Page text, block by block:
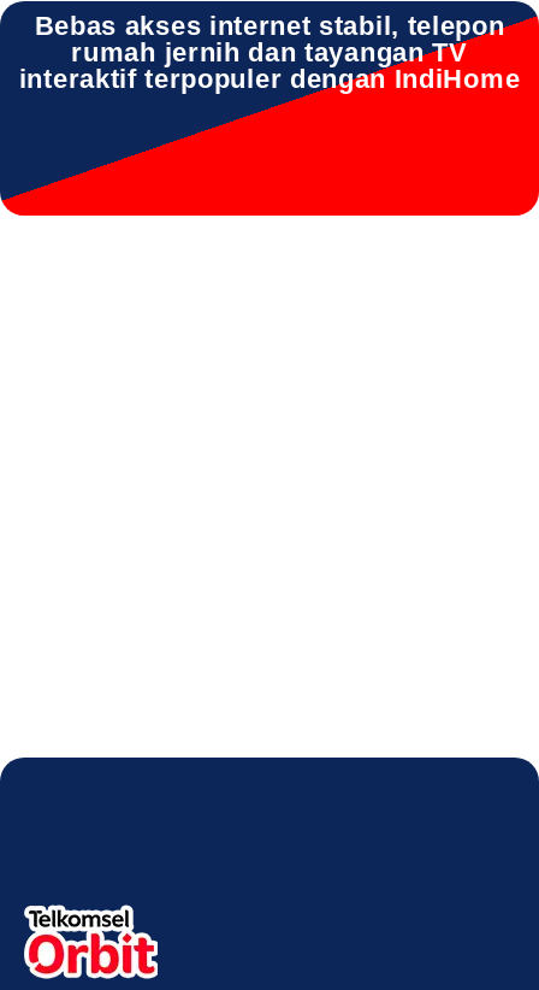
Bebas akses internet stabil, telepon
rumah jernih dan tayangan TV
interaktif terpopuler dengan IndiHome